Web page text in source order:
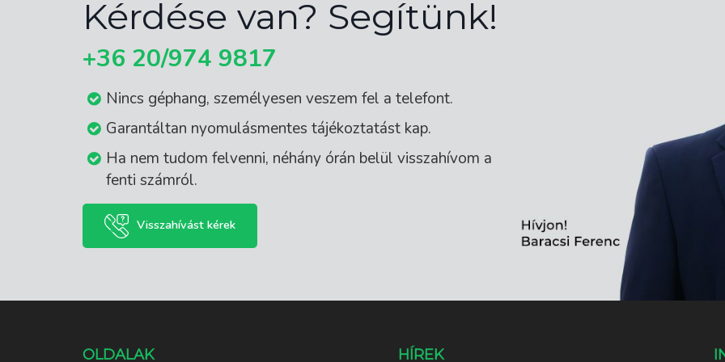
Kérdése van? Segítünk!
+36 20/974 9817
Nincs géphang, személyesen veszem fel a telefont.
Garantáltan nyomulásmentes tájékoztatást kap.
Ha nem tudom felvenni, néhány órán belül visszahívom a
fenti számról.
Visszahívást kérek
OLDALAK HÍREK